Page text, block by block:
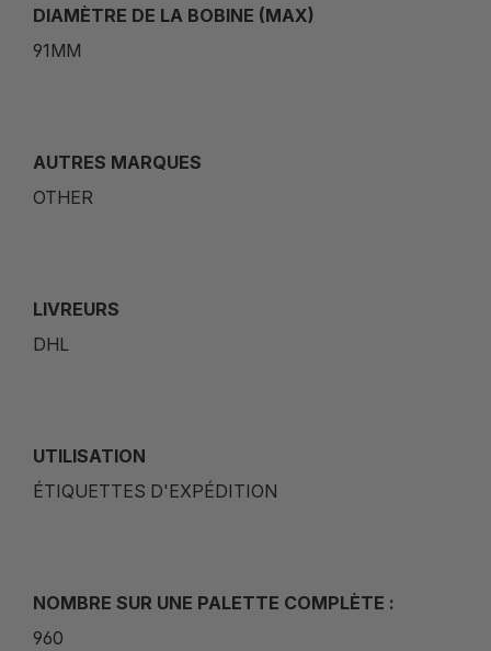
DIAMÈTRE DE LA BOBINE (MAX)
91MM
AUTRES MARQUES
OTHER
LIVREURS
DHL
UTILISATION
ÉTIQUETTES D'EXPÉDITION
NOMBRE SUR UNE PALETTE COMPLÈTE :
960